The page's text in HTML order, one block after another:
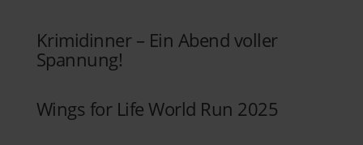
Krimidinner – Ein Abend voller
Spannung!
Wings for Life World Run 2025